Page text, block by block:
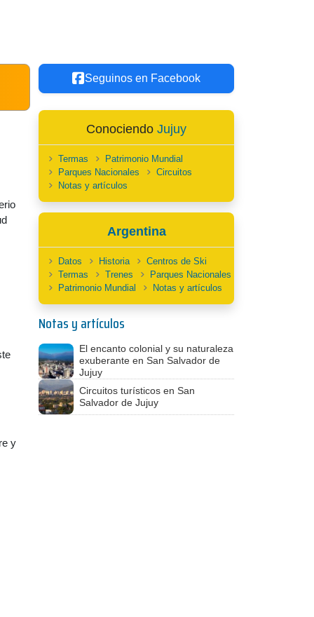
y
Seguinos en Facebook
Conociendo Jujuy
Termas
Patrimonio Mundial
Parques Nacionales
Circuitos
Notas y artículos
Argentina
Datos Historia
Centros de Ski
Termas
Trenes
Parques Nacionales
Patrimonio Mundial
Notas y artículos
Notas y artículos
El encanto colonial y su naturaleza
exuberante en San Salvador de
Jujuy
Circuitos turísticos en San
Salvador de Jujuy